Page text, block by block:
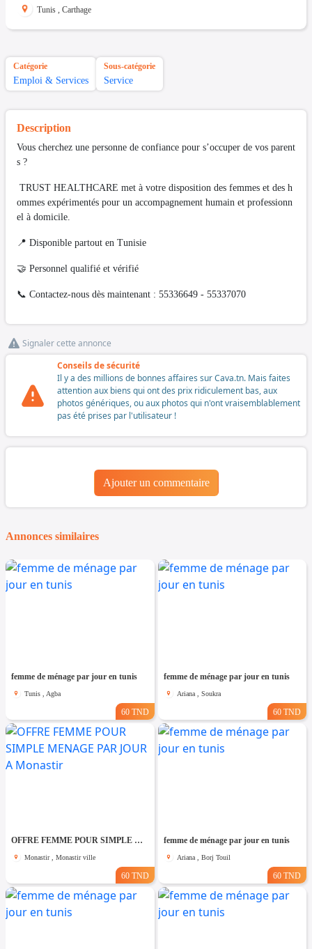
Tunis , Carthage
Catégorie
Emploi & Services
Sous-catégorie
Service
Description
Vous cherchez une personne de confiance pour s’occuper de vos parent
s ?
TRUST HEALTHCARE met à votre disposition des femmes et des h
ommes expérimentés pour un accompagnement humain et professionn
el à domicile.
📍 Disponible partout en Tunisie
🤝 Personnel qualifié et vérifié
📞 Contactez-nous dès maintenant : 55336649 - 55337070
Signaler cette annonce
Conseils de sécurité
Il y a des millions de bonnes affaires sur Cava.tn. Mais faites
attention aux biens qui ont des prix ridiculement bas, aux
photos génériques, ou aux photos qui n'ont vraisemblablement
pas été prises par l'utilisateur !
Ajouter un commentaire
Annonces similaires
femme de ménage par jour en tunis
Tunis , Agba
60 TND
femme de ménage par jour en tunis
Ariana , Soukra
60 TND
OFFRE FEMME POUR SIMPLE MENAGE PAR JOUR A Monastir
Monastir , Monastir ville
60 TND
femme de ménage par jour en tunis
Ariana , Borj Touil
60 TND